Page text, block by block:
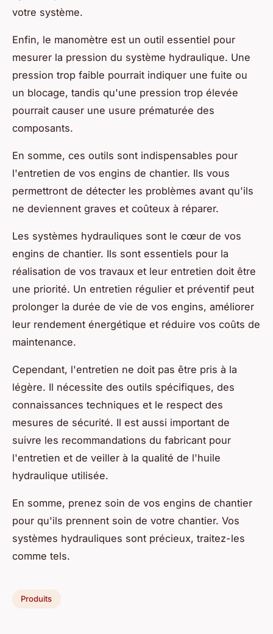
votre système.
Enfin, le manomètre est un outil essentiel pour
mesurer la pression du système hydraulique. Une
pression trop faible pourrait indiquer une fuite ou
un blocage, tandis qu'une pression trop élevée
pourrait causer une usure prématurée des
composants.
En somme, ces outils sont indispensables pour
l'entretien de vos engins de chantier. Ils vous
permettront de détecter les problèmes avant qu'ils
ne deviennent graves et coûteux à réparer.
Les systèmes hydrauliques sont le cœur de vos
engins de chantier. Ils sont essentiels pour la
réalisation de vos travaux et leur entretien doit être
une priorité. Un entretien régulier et préventif peut
prolonger la durée de vie de vos engins, améliorer
leur rendement énergétique et réduire vos coûts de
maintenance.
Cependant, l'entretien ne doit pas être pris à la
légère. Il nécessite des outils spécifiques, des
connaissances techniques et le respect des
mesures de sécurité. Il est aussi important de
suivre les recommandations du fabricant pour
l'entretien et de veiller à la qualité de l'huile
hydraulique utilisée.
En somme, prenez soin de vos engins de chantier
pour qu'ils prennent soin de votre chantier. Vos
systèmes hydrauliques sont précieux, traitez-les
comme tels.
Produits